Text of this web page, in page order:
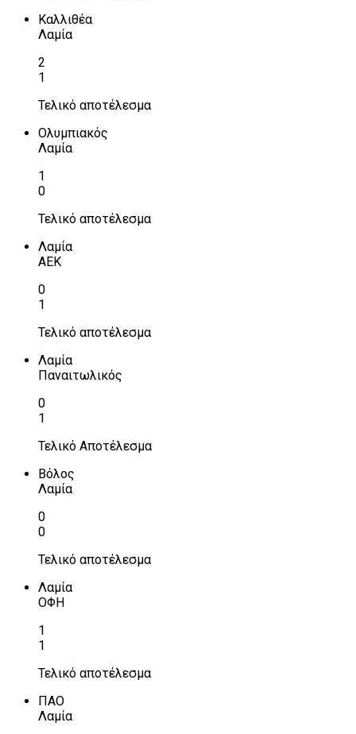
Καλλιθέα
Λαμία
2
1
Τελικό αποτέλεσμα
Ολυμπιακός
Λαμία
1
0
Τελικό αποτέλεσμα
Λαμία
ΑΕΚ
0
1
Τελικό αποτέλεσμα
Λαμία
Παναιτωλικός
0
1
Τελικό Αποτέλεσμα
Βόλος
Λαμία
0
0
Τελικό αποτέλεσμα
Λαμία
ΟΦΗ
1
1
Τελικό αποτέλεσμα
ΠΑΟ
Λαμία